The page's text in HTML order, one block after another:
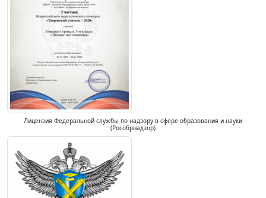
Лицензия Федеральной службы по надзору в сфере образования и науки
(Рособрнадзор)